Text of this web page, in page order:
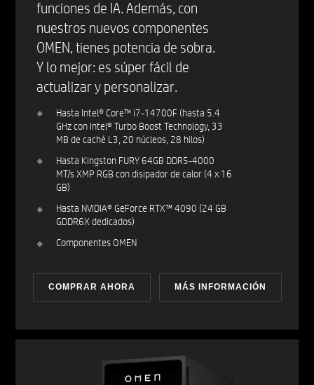
funciones de IA. Además, con
nuestros nuevos componentes
OMEN, tienes potencia de sobra.
Y lo mejor: es súper fácil de
actualizar y personalizar.
Hasta Intel® Core™ i7-14700F (hasta 5.4
GHz con Intel® Turbo Boost Technology, 33
MB de caché L3, 20 núcleos, 28 hilos)
Hasta Kingston FURY 64GB DDR5-4000
MT/s XMP RGB con disipador de calor (4 x 16
GB)
Hasta NVIDIA® GeForce RTX™ 4090 (24 GB
GDDR6X dedicados)
Componentes OMEN
COMPRAR AHORA MÁS INFORMACIÓN